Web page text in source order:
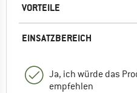
VORTEILE
EINSATZBEREICH
Ja, ich würde das
empfehlen